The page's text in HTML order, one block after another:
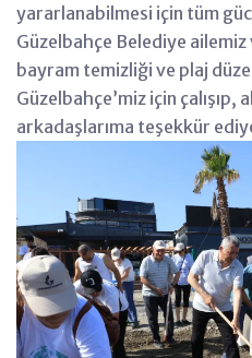
yararlanabilmesi için tüm
Güzelbahçe Belediye ailemiz
bayram temizliği ve plaj
Güzelbahçe’miz için çalışıp,
arkadaşlarıma teşekkür